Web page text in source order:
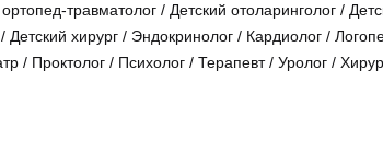
травматолог / Детский отоларинголог /
/ Детский хирург / Эндокринолог / Кардиолог /
/ Проктолог / Психолог / Терапевт/ Уролог /